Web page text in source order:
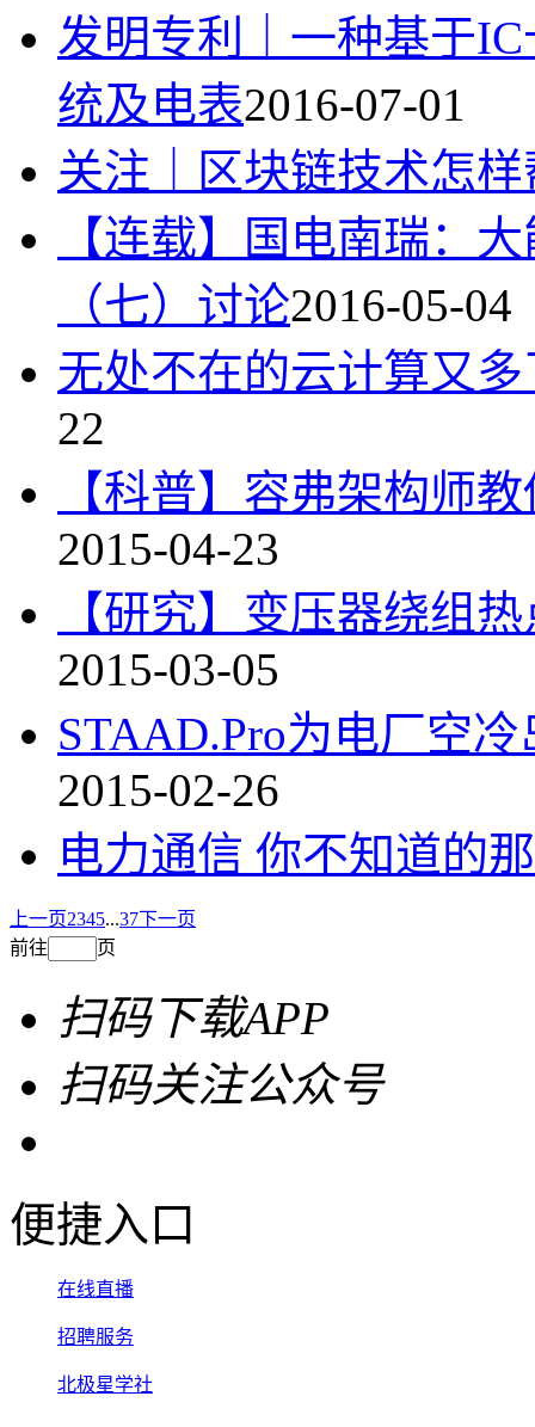
发明专利｜一种基于
统及电表2016-07-01
关注｜区块链技术怎
【连载】国电南瑞：
（七）讨论2016-05-04
无处不在的云计算又
22
【科普】容弗架构师
2015-04-23
【研究】变压器绕组
2015-03-05
STAAD.Pro为电厂空
2015-02-26
电力通信 你不知道的
上一页2345...37下一页
前往
页
扫码下载APP
扫码关注公众号
便捷入口
在线直播
招聘服务
北极星学社